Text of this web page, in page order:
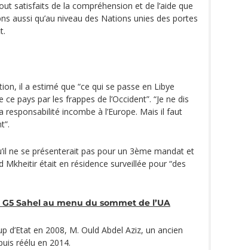
satisfaits de la compréhension et de l’aide que
aussi qu’au niveau des Nations unies des portes
il a estimé que “ce qui se passe en Libye
pays par les frappes de l’Occident”. “Je ne dis
incombe à l’Europe. Mais il faut
ne se présenterait pas pour un 3ème mandat et
Mkheitir était en résidence surveillée pour “des
G5 Sahel au menu du sommet de l’UA
d’Etat en 2008, M. Ould Abdel Aziz, un ancien
réélu en 2014.